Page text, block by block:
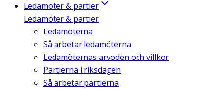
Ledamöter & partier
Ledamöter & partier
Ledamöterna
Så arbetar ledamöterna
Ledamöternas arvoden och villkor
Partierna i riksdagen
Så arbetar partierna